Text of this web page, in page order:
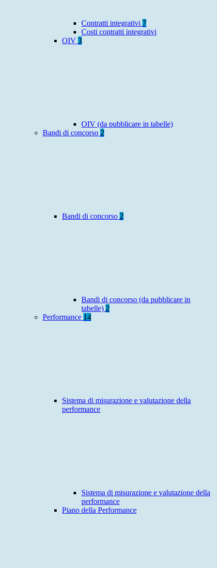
Contratti integrativi 7
Costi contratti integrativi
OIV 3
OIV (da pubblicare in tabelle)
Bandi di concorso 2
Bandi di concorso 2
Bandi di concorso (da pubblicare in
tabelle) 2
Performance 14
Sistema di misurazione e valutazione della
performance
Sistema di misurazione e valutazione della
performance
Piano della Performance